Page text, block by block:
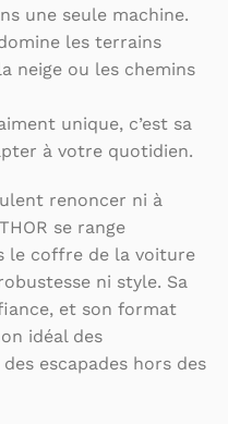
une seule machine.
les terrains
neige ou les chemins
unique, c’est sa
à votre quotidien.
renoncer ni à
se range
le coffre de la voiture
ni style. Sa
et son format
idéal des
escapades hors des